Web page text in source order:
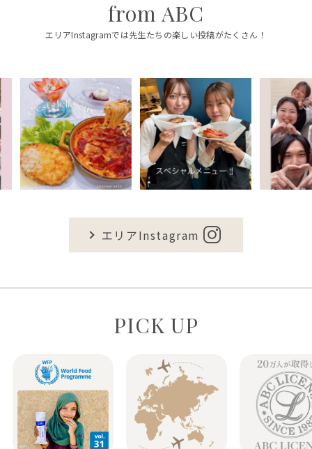
from ABC
エリアInstagramでは先生たちの楽しい投稿がたくさん！
エリアInstagram
PICK UP